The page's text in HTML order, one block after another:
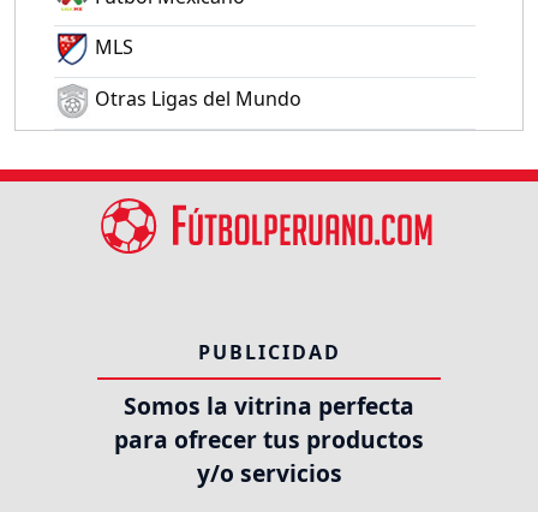
MLS
Otras Ligas del Mundo
PUBLICIDAD
Somos la vitrina perfecta
para ofrecer tus productos
y/o servicios